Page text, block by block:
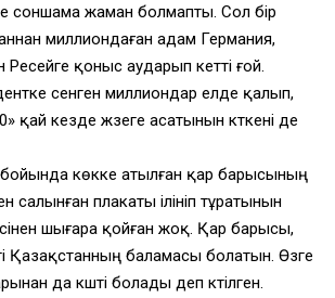
соншама жаман болмапты. Сол бір
миллиондаған адам Германия,
қоныс аударып кетті ғой.
сенген миллиондар елде қалып,
қай кезде жүзеге асатынын күткені де
көкке атылған қар барысының
салынған плакаты ілініп тұратынын
шығара қойған жоқ. Қар барысы,
Қазақстанның баламасы болатын. Өзге
да күшті болады деп күтілген.